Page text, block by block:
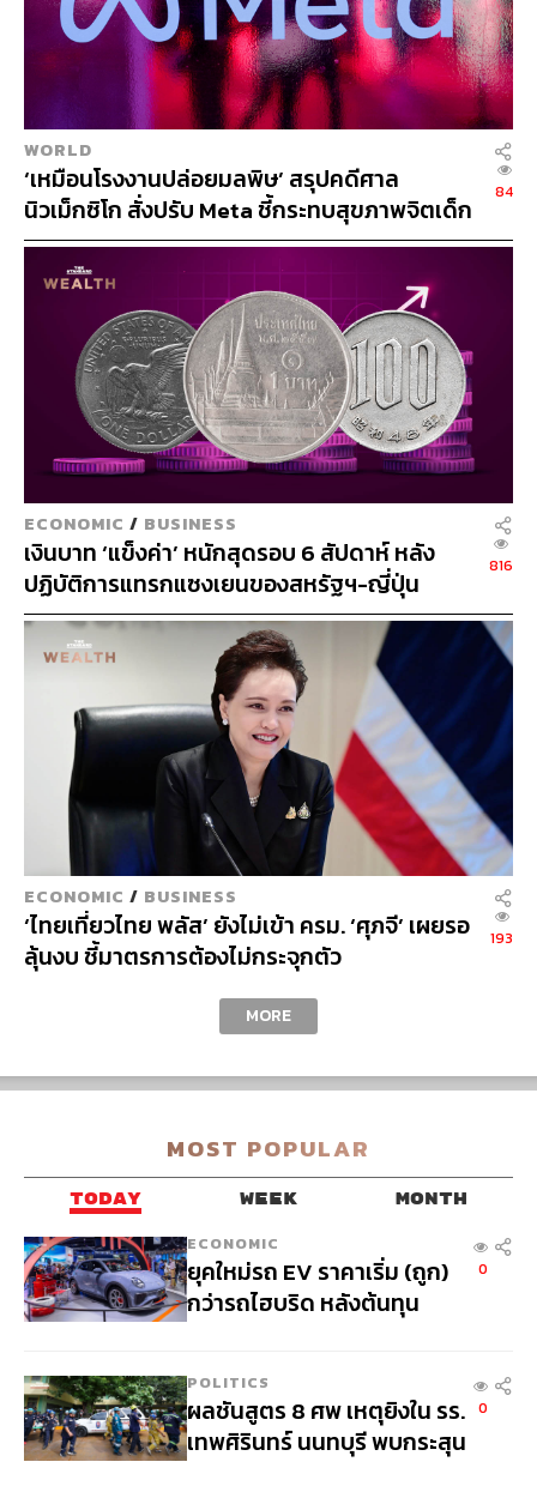
WORLD
‘เหมือนโรงงานปล่อยมลพิษ’ สรุปคดีศาล
นิวเม็กซิโก สั่งปรับ Meta ชี้กระทบสุขภาพจิตเด็ก
คุมเข้ม AI Chatbot
84
ECONOMIC / BUSINESS
เงินบาท ‘แข็งค่า’ หนักสุดรอบ 6 สัปดาห์ หลัง
ปฏิบัติการแทรกแซงเยนของสหรัฐฯ-ญี่ปุ่น
Standard Chartered เปิดเป้าสิ้นปีนี้จ่อแข็งต่อ
แตะ 32.50 บาทต่อดอลลาร์
816
ECONOMIC / BUSINESS
‘ไทยเที่ยวไทย พลัส’ ยังไม่เข้า ครม. ‘ศุภจี’ เผยรอ
ลุ้นงบ ชี้มาตรการต้องไม่กระจุกตัว
193
MORE
MOST POPULAR
TODAY WEEK MONTH
ECONOMIC
ยุคใหม่รถ EV ราคาเริ่ม (ถูก)
กว่ารถไฮบริด หลังต้นทุน
0
POLITICS
ผลชันสูตร 8 ศพ เหตุยิงใน รร.
เทพศิรินทร์ นนทบุรี พบกระสุน
0